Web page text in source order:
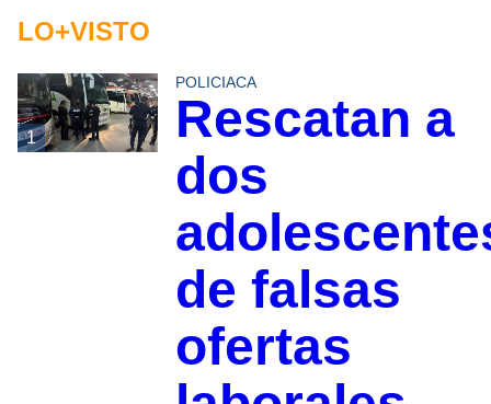
LO+VISTO
1
POLICIACA
Rescatan a
dos
de falsas
ofertas